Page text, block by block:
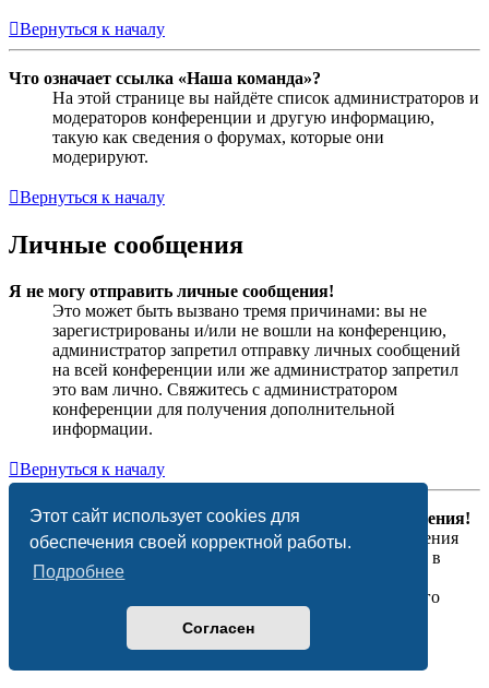
Этот сайт использует cookies для
обеспечения своей корректной работы.
Подробнее
Согласен
Вернуться к началу
Что означает ссылка «Наша команда»?
На этой странице вы найдёте список администраторов и
модераторов конференции и другую информацию,
такую как сведения о форумах, которые они
модерируют.
Вернуться к началу
Личные сообщения
Я не могу отправить личные сообщения!
Это может быть вызвано тремя причинами: вы не
зарегистрированы и/или не вошли на конференцию,
администратор запретил отправку личных сообщений
на всей конференции или же администратор запретил
это вам лично. Свяжитесь с администратором
конференции для получения дополнительной
информации.
Вернуться к началу
Я постоянно получаю нежелательные личные сообщения!
Вы можете автоматически удалять личные сообщения
пользователей, используя правила для сообщений в
вашем личном разделе. Если вы получаете
оскорбительные личные сообщения от конкретного
пользователя, отправьте жалобы на сообщения
модераторам; они могут запретить пользователю
отправку личных сообщений.